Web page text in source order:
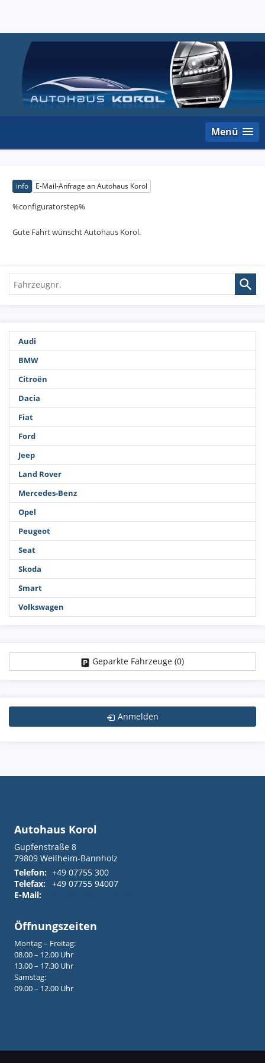
Menü
info E-Mail-Anfrage an Autohaus Korol
%configuratorstep%
Gute Fahrt wünscht Autohaus Korol.
Fahrzeugnr.
Audi
BMW
Citroën
Dacia
Fiat
Ford
Jeep
Land Rover
Mercedes-Benz
Opel
Peugeot
Seat
Skoda
Smart
Volkswagen
Geparkte Fahrzeuge (0)
Anmelden
Autohaus Korol
Gupfenstraße 8
79809 Weilheim-Bannholz
Telefon: +49 07755 300
Telefax: +49 07755 94007
E-Mail:
Öffnungszeiten
Montag – Freitag:
08.00 – 12.00 Uhr
13.00 – 17.30 Uhr
Samstag:
09.00 – 12.00 Uhr